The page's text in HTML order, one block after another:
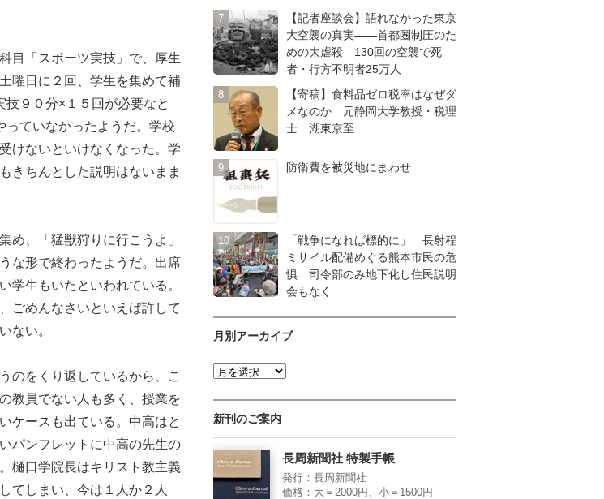
目「スポーツ実技」で、厚生
曜日に２回、学生を集めて補
９０分×１５回が必要なと
っていなかったようだ。学校
けないといけなくなった。学
きちんとした説明はないまま
、「猛獣狩りに行こうよ」
な形で終わったようだ。出席
学生もいたといわれている。
ごめんなさいといえば許して
ない。
のをくり返しているから、こ
教員でない人も多く、授業を
ケースも出ている。中高はと
パンフレットに中高の先生の
樋口学院長はキリスト教主義
てしまい、今は１人か２人
【記者座談会】語れなかった東京
大空襲の真実――首都圏制圧のた
めの大虐殺 130回の空襲で死
者・行方不明者25万人
【寄稿】食料品ゼロ税率はなぜダ
メなのか 元静岡大学教授・税理
士 湖東京至
防衛費を被災地にまわせ
「戦争になれば標的に」 長射程
ミサイル配備めぐる熊本市民の危
惧 司令部のみ地下化し住民説明
会もなく
月別アーカイブ
新刊のご案内
長周新聞社 特製手帳
発行：長周新聞社
価格：大＝2000円、小＝1500円